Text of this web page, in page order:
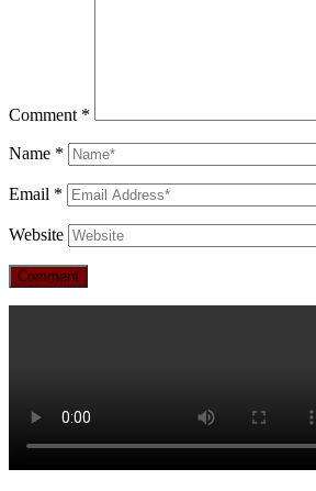
Comment *
Name *
Email *
Website